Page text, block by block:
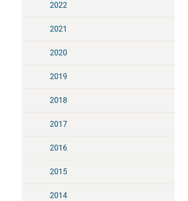
2022
2021
2020
2019
2018
2017
2016
2015
2014